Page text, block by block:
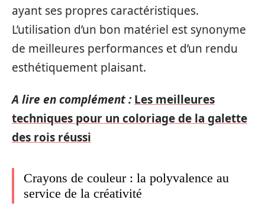
ayant ses propres caractéristiques.
L’utilisation d’un bon matériel est synonyme
de meilleures performances et d’un rendu
esthétiquement plaisant.
A lire en complément : Les meilleures
techniques pour un coloriage de la galette
des rois réussi
Crayons de couleur : la polyvalence au
service de la créativité